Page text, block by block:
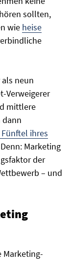
sollten,
wie heise
neun
Verweigerer
mittlere
dann
ihres
Marketing
der
– und
Marketing-